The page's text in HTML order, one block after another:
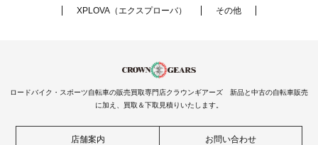
XPLOVA（エクスプローバ）
その他
ロードバイク・スポーツ自転車の販売買取専門店クラウンギアーズ 新品と中古の自転車販売
に加え、買取＆下取見積りいたします。
店舗案内 お問い合わせ